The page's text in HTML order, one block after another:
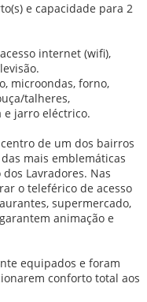
e capacidade para 2
internet (wifi),
microondas, forno,
talheres,
jarro eléctrico.
de um dos bairros
mais emblemáticas
Lavradores. Nas
o teleférico de acesso
supermercado,
animação e
equipados e foram
conforto total aos